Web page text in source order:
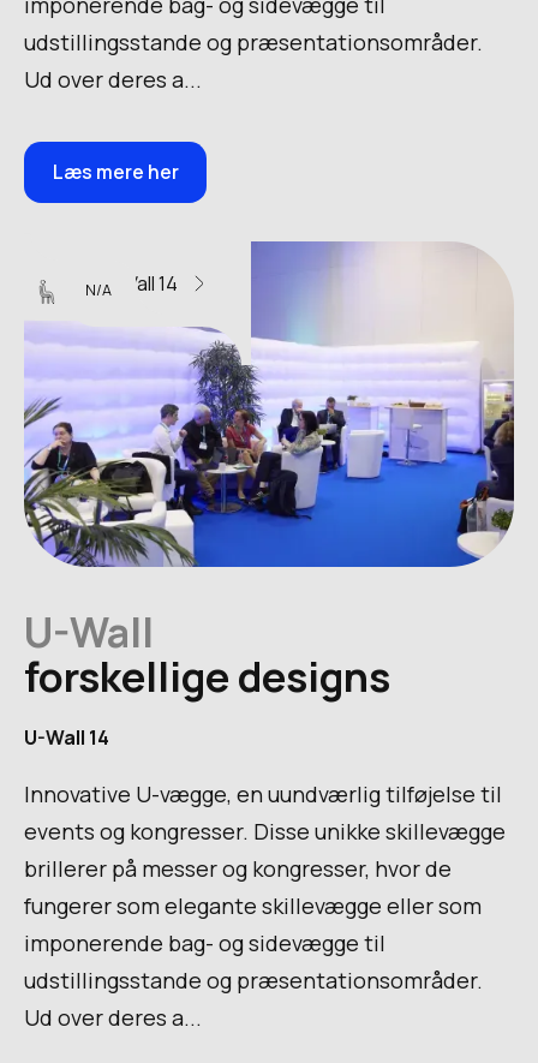
udstillingsstande og præsentationsområder.
Ud over deres a...
Læs mere her
U-Wall 14
N/A
U-Wall
forskellige designs
U-Wall 14
Innovative U-vægge, en uundværlig tilføjelse til
events og kongresser. Disse unikke skillevægge
brillerer på messer og kongresser, hvor de
fungerer som elegante skillevægge eller som
imponerende bag- og sidevægge til
udstillingsstande og præsentationsområder.
Ud over deres a...